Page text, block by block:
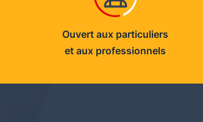
Ouvert aux particuliers
et aux professionnels